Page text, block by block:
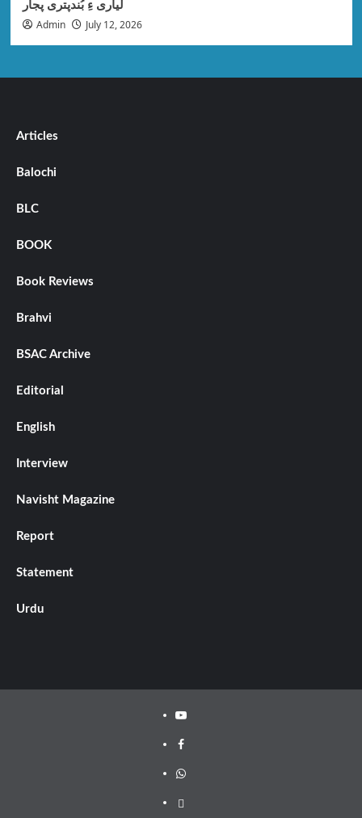
لیاری ءِ بُندپتری پجار
Admin July 12, 2026
Articles
Balochi
BLC
BOOK
Book Reviews
Brahvi
BSAC Archive
Editorial
English
Interview
Navisht Magazine
Report
Statement
Urdu